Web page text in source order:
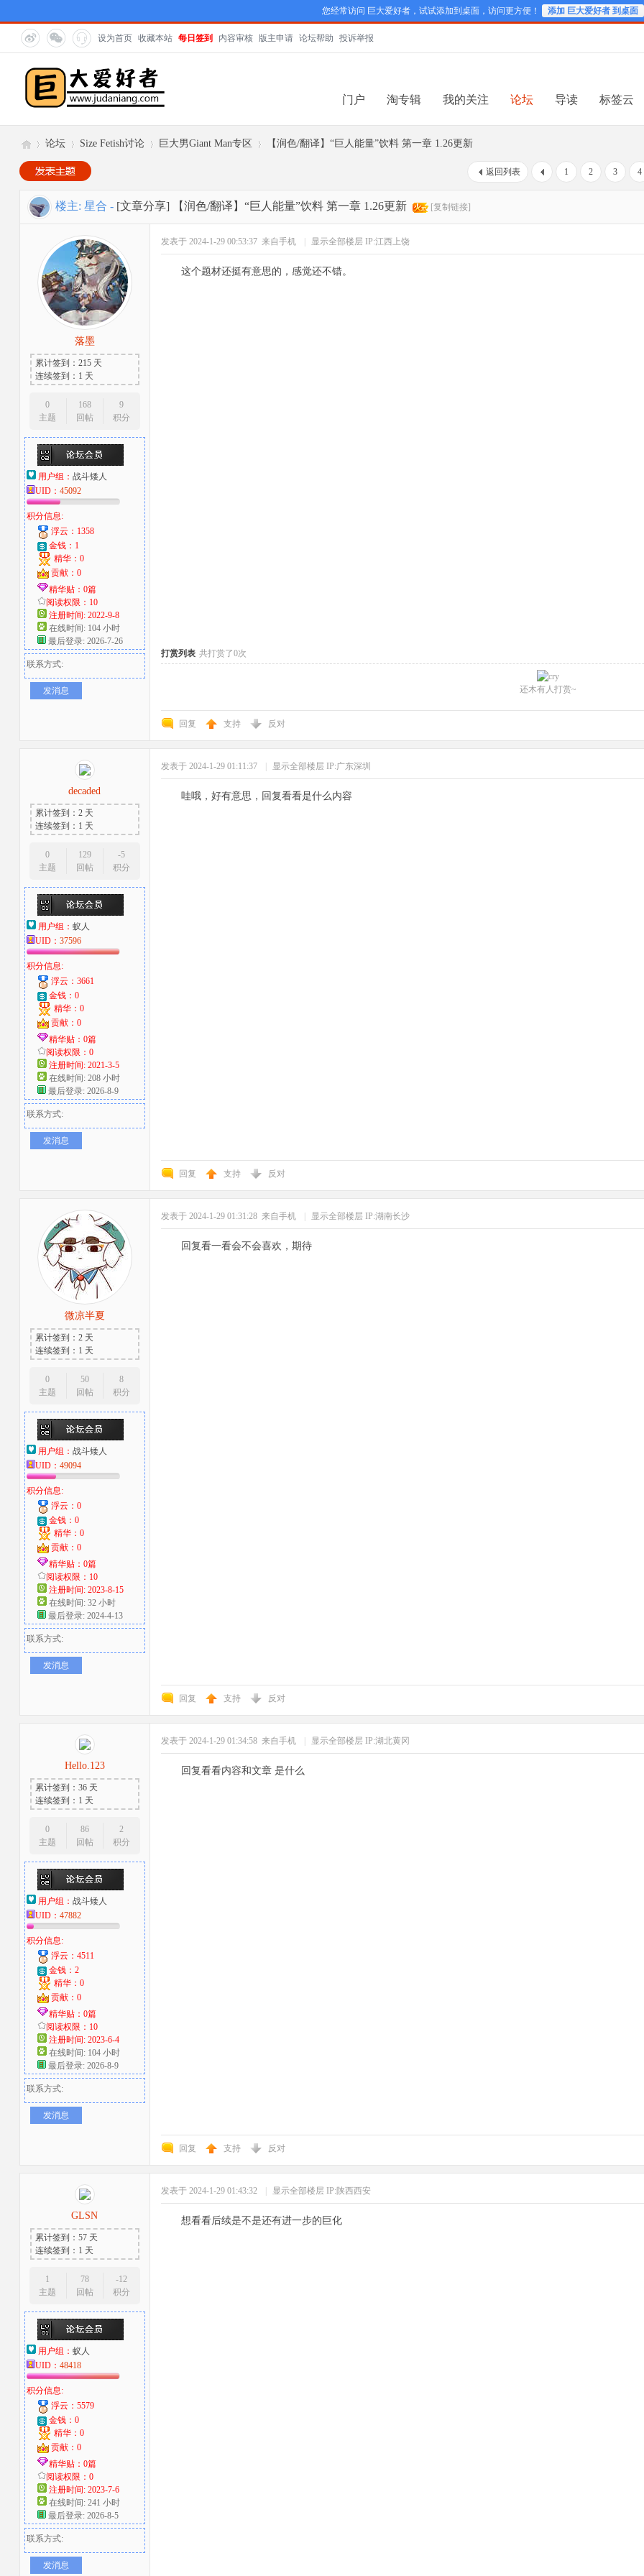
您经常访问 巨大爱好者，试试添加到桌面，访问更方便！ 添加 巨大爱好者 到桌面
设为首页 收藏本站 每日签到 内容审核 版主申请 论坛帮助 投诉举报
门户 淘专辑 我的关注 论坛 导读 标签云
巨
爱
好
»
论坛
›
Size Fetish讨论
›
巨大男Giant Man专区
›
【润色/翻译】“巨人能量”饮料 第一章 1.26更新
1 2 3 4
返回列表
楼主: 星合 - [文章分享] 【润色/翻译】“巨人能量”饮料 第一章 1.26更新 [复制链接]
落墨
累计签到：215 天
连续签到：1 天
0
主题
168
回帖
9
积分
用户组： 战斗矮人
UID： 45092
积分信息:
浮云：1358
金钱：1
精华：0
贡献：0
精华贴：0篇
阅读权限：10
注册时间: 2022-9-8
在线时间: 104 小时
最后登录: 2026-7-26
联系方式:
发消息
发表于 2024-1-29 00:53:37 来自手机 显示全部楼层 IP:江西上饶
这个题材还挺有意思的，感觉还不错。
打赏列表 共打赏了0次
还木有人打赏~
回复 支持 反对
decaded
累计签到：2 天
连续签到：1 天
0
主题
129
回帖
-5
积分
用户组： 蚁人
UID： 37596
积分信息:
浮云：3661
金钱：0
精华：0
贡献：0
精华贴：0篇
阅读权限：0
注册时间: 2021-3-5
在线时间: 208 小时
最后登录: 2026-8-9
联系方式:
发消息
发表于 2024-1-29 01:11:37 显示全部楼层 IP:广东深圳
哇哦，好有意思，回复看看是什么内容
回复 支持 反对
微凉半夏
累计签到：2 天
连续签到：1 天
0
主题
50
回帖
8
积分
用户组： 战斗矮人
UID： 49094
积分信息:
浮云：0
金钱：0
精华：0
贡献：0
精华贴：0篇
阅读权限：10
注册时间: 2023-8-15
在线时间: 32 小时
最后登录: 2024-4-13
联系方式:
发消息
发表于 2024-1-29 01:31:28 来自手机 显示全部楼层 IP:湖南长沙
回复看一看会不会喜欢，期待
回复 支持 反对
Hello.123
累计签到：36 天
连续签到：1 天
0
主题
86
回帖
2
积分
用户组： 战斗矮人
UID： 47882
积分信息:
浮云：4511
金钱：2
精华：0
贡献：0
精华贴：0篇
阅读权限：10
注册时间: 2023-6-4
在线时间: 104 小时
最后登录: 2026-8-9
联系方式:
发消息
发表于 2024-1-29 01:34:58 来自手机 显示全部楼层 IP:湖北黄冈
回复看看内容和文章 是什么
回复 支持 反对
GLSN
累计签到：57 天
连续签到：1 天
1
主题
78
回帖
-12
积分
用户组： 蚁人
UID： 48418
积分信息:
浮云：5579
金钱：0
精华：0
贡献：0
精华贴：0篇
阅读权限：0
注册时间: 2023-7-6
在线时间: 241 小时
最后登录: 2026-8-5
联系方式:
发消息
发表于 2024-1-29 01:43:32 显示全部楼层 IP:陕西西安
想看看后续是不是还有进一步的巨化